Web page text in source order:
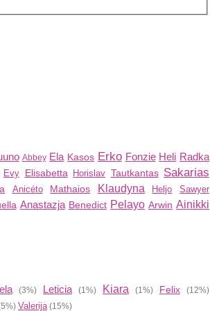
Abbey Ela Kasos Erko Fonzie Heli Radka
Evy Elisabetta Horislav Tautkantas Sakarias
Anicéto Mathaios Klaudyna Heljo Sawyer
Anastazja Benedict Pelayo Arwin Ainikki
(3%) Leticia(1%) Kiara (1%) Felix (12%)
Valerija(15%)